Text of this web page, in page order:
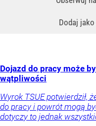
Dodaj jako
Dojazd do pracy może
wątpliwości
Wyrok TSUE potwierdził,
do pracy i powrót mogą
dotyczy to jednak